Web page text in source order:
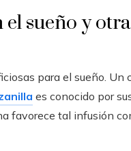
sueño y
para el sueño. Un
es conocido por
favorece tal infusión